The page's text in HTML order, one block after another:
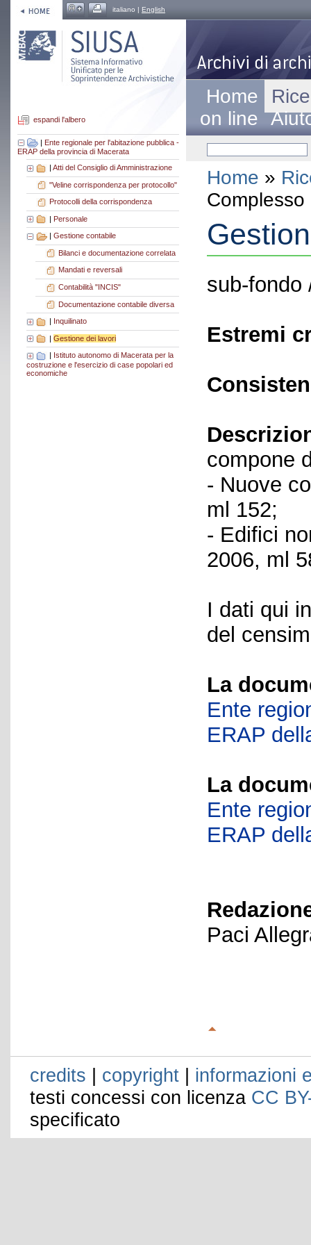
italiano | English
espandi l'albero
| Ente regionale per l'abitazione pubblica -
ERAP della provincia di Macerata
| Atti del Consiglio di Amministrazione
"Veline corrispondenza per protocollo"
Protocolli della corrispondenza
| Personale
Gestione contabile
Bilanci e documentazione correlata
Mandati e reversali
Contabilità "INCIS"
Documentazione contabile diversa
| Inquilinato
| Gestione dei lavori
| Istituto autonomo di Macerata per la
costruzione e l'esercizio di case popolari ed
economiche
Home
on line
Home »
sub-fondo
Estremi
compone
- Nuove
ml 152;
- Edifici
2006, ml
I dati qui
del
La
Ente
ERAP
La
Ente
ERAP
Paci
credits | copyright | informazioni
testi concessi con licenza CC
specificato